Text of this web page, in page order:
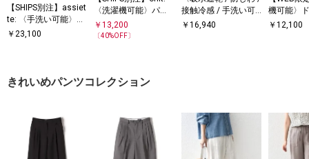
【SHIPS別注】assiet
te: 〈手洗い可能〉綿
麻 ギャザー パンツ
￥ 23,100
〈洗濯機可能〉パイ
ル ライン パンツ
￥13,200
〔40%OFF〕
接触冷感 / 手洗い可
能〉ツイル ドロスト
￥ 16,940
機可能〉
イカー パ
￥12,100
きれいめパンツコレクション